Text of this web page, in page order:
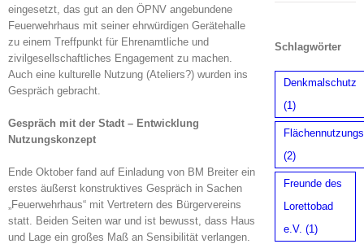
eingesetzt, das gut an den ÖPNV angebundene
Feuerwehrhaus mit seiner ehrwürdigen Gerätehalle
zu einem Treffpunkt für Ehrenamtliche und
zivilgesellschaftliches Engagement zu machen.
Auch eine kulturelle Nutzung (Ateliers?) wurden ins
Gespräch gebracht.
Gespräch mit der Stadt – Entwicklung
Nutzungskonzept
Ende Oktober fand auf Einladung von BM Breiter ein
erstes äußerst konstruktives Gespräch in Sachen
„Feuerwehrhaus“ mit Vertretern des Bürgervereins
statt. Beiden Seiten war und ist bewusst, dass Haus
und Lage ein großes Maß an Sensibilität verlangen.
Schlagwörter
Denkmalschutz
(1)
(2)
Freunde des
Lorettobad
e.V. (1)